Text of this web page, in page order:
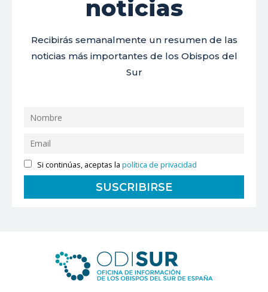
noticias
Recibirás semanalmente un resumen de las
noticias más importantes de los Obispos del
Sur
Si continúas, aceptas lapolítica de privacidad